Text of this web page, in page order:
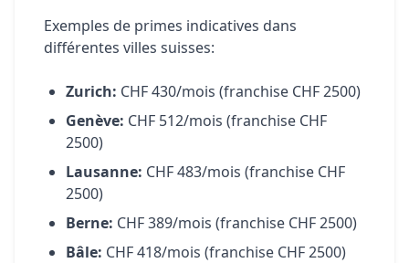
Exemples de primes indicatives dans
différentes villes suisses:
Zurich: CHF 430/mois (franchise CHF 2500)
Genève: CHF 512/mois (franchise CHF
2500)
Lausanne: CHF 483/mois (franchise CHF
2500)
Berne: CHF 389/mois (franchise CHF 2500)
Bâle: CHF 418/mois (franchise CHF 2500)